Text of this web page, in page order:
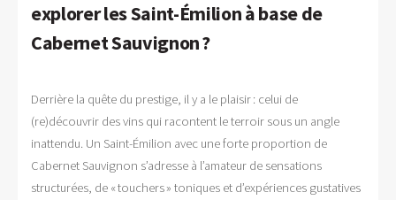
explorer les Saint-Émilion à base de
Cabernet Sauvignon ?
Derrière la quête du prestige, il y a le plaisir : celui de
(re)découvrir des vins qui racontent le terroir sous un angle
inattendu. Un Saint-Émilion avec une forte proportion de
Cabernet Sauvignon s’adresse à l’amateur de sensations
structurées, de « touchers » toniques et d’expériences gustatives